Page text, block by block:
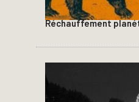
Réchauffement